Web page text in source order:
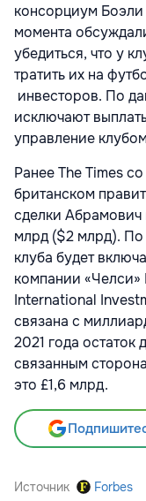
консорциум
момента
убедиться, что у
тратить их на
инвесторов. По
исключают
управление
Ранее The Times
британском
сделки Абрамович
млрд ($2 млрд).
клуба будет
компании
International
связана с
2021 года остаток
связанным
это £1,6 млрд.
Источник Forbes